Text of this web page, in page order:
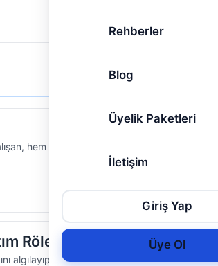
Rehberler
Blog
Üyelik Paketleri
İletişim
Giriş Yap
Üye Ol
hem ısıtma hem sıcak su sağlayan duvar
Rölesi (KAR)
algılayıp 30 ms içinde devreyi kesen hayati